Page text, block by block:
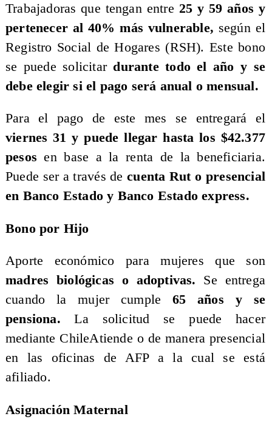
Trabajadoras que tengan entre 25 y 59 años y
pertenecer al 40% más vulnerable, según el
Registro Social de Hogares (RSH). Este bono
se puede solicitar durante todo el año y se
debe elegir si el pago será anual o mensual.
Para el pago de este mes se entregará el
viernes 31 y puede llegar hasta los $42.377
pesosen base a la renta de la beneficiaria.
Puede ser a través decuenta Rut o presencial
en Banco Estado y Banco Estado express.
Bono por Hijo
Aporte económico para mujeres que son
madres biológicas o adoptivas. Se entrega
cuando la mujer cumple 65 años y se
pensiona. La solicitud se puede hacer
mediante ChileAtiende o de manera presencial
en las oficinas de AFP a la cual se está
afiliado.
Asignación Maternal